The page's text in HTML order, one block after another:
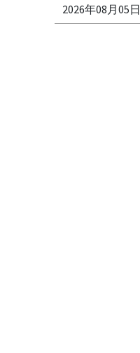
2026年08月05日